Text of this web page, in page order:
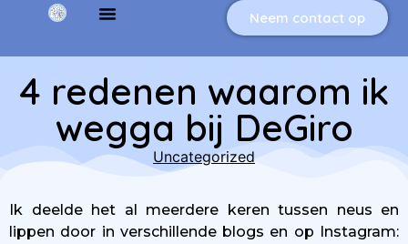
Neem contact op
4 redenen waarom ik
wegga bij DeGiro
Uncategorized
Ik deelde het al meerdere keren tussen neus en
lippen door in verschillende blogs en op Instagram: